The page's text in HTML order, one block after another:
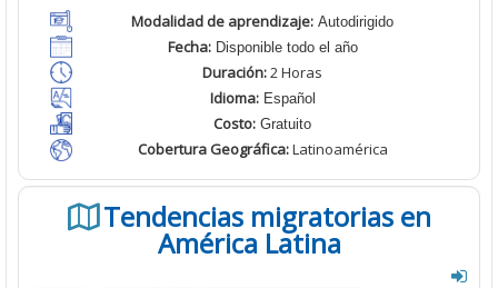
Modalidad de aprendizaje: Autodirigido
Fecha:Disponible todo el año
Duración:2 Horas
Idioma:Español
Costo: Gratuito
Cobertura Geográfica:Latinoamérica
Tendencias migratorias en
América Latina